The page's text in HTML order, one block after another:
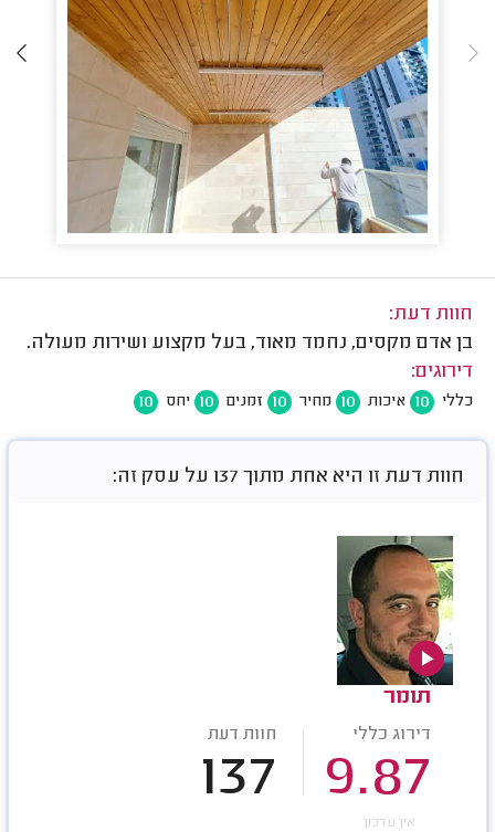
חוות דעת:
בן אדם מקסים, נחמד מאוד, בעל מקצוע ושירות מעולה.
דירוגים:
כללי 10 איכות 10 מחיר 10 זמנים 10 יחס 10
חוות דעת זו היא אחת מתוך 137 על עסק זה:
תומר
דירוג כללי
9.87
חוות דעת
137
אין עדכון